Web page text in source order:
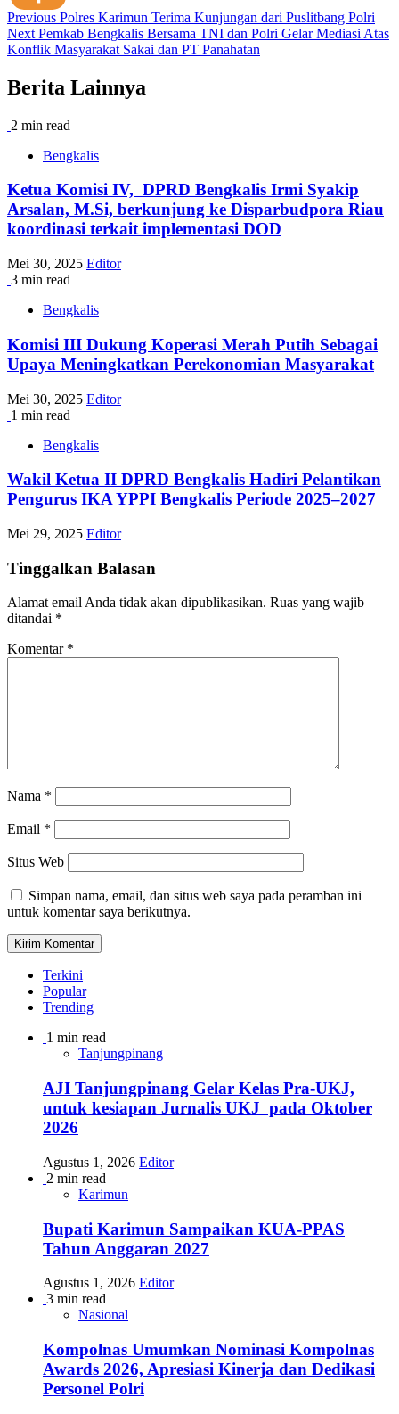
Post
navigation
Previous Polres Karimun Terima Kunjungan dari Puslitbang Polri
Next Pemkab Bengkalis Bersama TNI dan Polri Gelar Mediasi Atas
Konflik Masyarakat Sakai dan PT Panahatan
Berita Lainnya
2 min read
Bengkalis
Ketua Komisi IV, DPRD Bengkalis Irmi Syakip
Arsalan, M.Si, berkunjung ke Disparbudpora Riau
koordinasi terkait implementasi DOD
Mei 30, 2025 Editor
3 min read
Bengkalis
Komisi III Dukung Koperasi Merah Putih Sebagai
Upaya Meningkatkan Perekonomian Masyarakat
Mei 30, 2025 Editor
1 min read
Bengkalis
Wakil Ketua II DPRD Bengkalis Hadiri Pelantikan
Pengurus IKA YPPI Bengkalis Periode 2025–2027
Mei 29, 2025 Editor
Tinggalkan Balasan
Alamat email Anda tidak akan dipublikasikan. Ruas yang wajib
ditandai *
Komentar *
Nama *
Email *
Situs Web
Simpan nama, email, dan situs web saya pada peramban ini
untuk komentar saya berikutnya.
Terkini
Popular
Trending
1 min read
Tanjungpinang
AJI Tanjungpinang Gelar Kelas Pra-UKJ,
untuk kesiapan Jurnalis UKJ pada Oktober
2026
Agustus 1, 2026 Editor
2 min read
Karimun
Bupati Karimun Sampaikan KUA-PPAS
Tahun Anggaran 2027
Agustus 1, 2026 Editor
3 min read
Nasional
Kompolnas Umumkan Nominasi Kompolnas
Awards 2026, Apresiasi Kinerja dan Dedikasi
Personel Polri